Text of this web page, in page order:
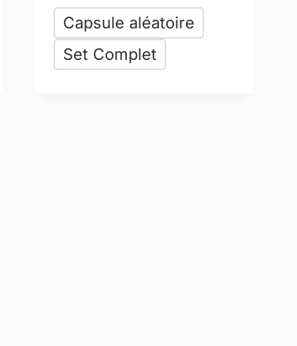
Capsule aléatoire
Set Complet